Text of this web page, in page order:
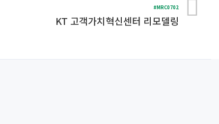
#MRC0702
KT 고객가치혁신센터 리모델링